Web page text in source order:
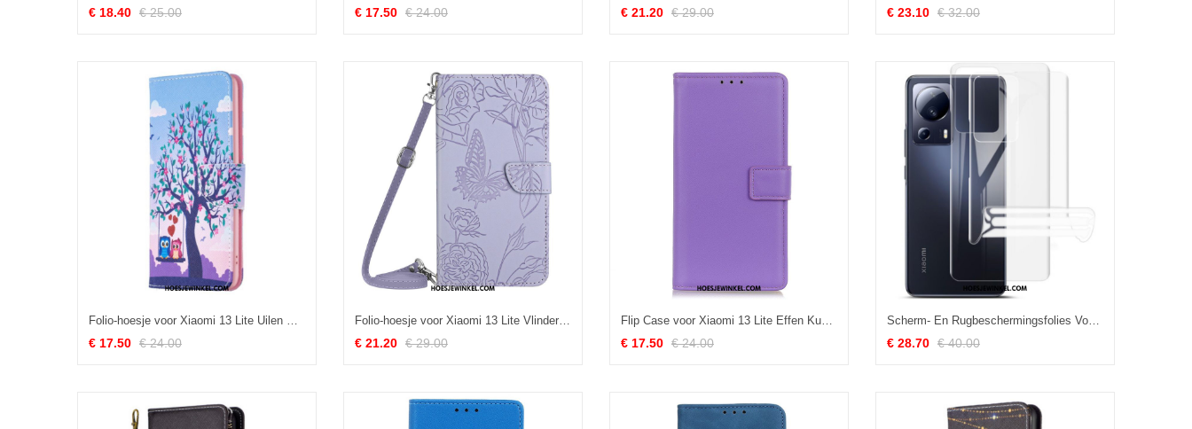
€ 18.40 € 25.00 € 17.50 € 24.00 € 21.20 € 29.00 € 23.10 € 32.00
Folio-hoesje voor Xiaomi 13 Lite Uilen Op De Schommel
€ 17.50 € 24.00
Folio-hoesje voor Xiaomi 13 Lite Vlinders En Schouderriem
€ 21.20 € 29.00
Flip Case voor Xiaomi 13 Lite Effen Kunstleer
€ 17.50 € 24.00
Scherm- En Rugbeschermingsfolies Voor Xiaomi 13 Lite Imak
€ 28.70 € 40.00